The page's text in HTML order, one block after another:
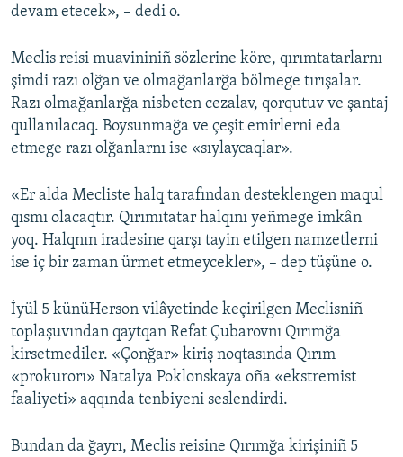
devam etecek», – dedi o.
Meclis reisi muavininiñ sözlerine köre, qırımtatarlarnı
şimdi razı olğan ve olmağanlarğa bölmege tırışalar.
Razı olmağanlarğa nisbeten cezalav, qorqutuv ve şantaj
qullanılacaq. Boysunmağa ve çeşit emirlerni eda
etmege razı olğanlarnı ise «sıylaycaqlar».
«Er alda Mecliste halq tarafından desteklengen maqul
qısmı olacaqtır. Qırımıtatar halqını yeñmege imkân
yoq. Halqnın iradesine qarşı tayin etilgen namzetlerni
ise iç bir zaman ürmet etmeycekler», – dep tüşüne o.
İyül 5 künüHerson vilâyetinde keçirilgen Meclisniñ
toplaşuvından qaytqan Refat Çubarovnı Qırımğa
kirsetmediler. «Çonğar» kiriş noqtasında Qırım
«prokurorı» Natalya Poklonskaya oña «ekstremist
faaliyeti» aqqında tenbiyeni seslendirdi.
Bundan da ğayrı, Meclis reisine Qırımğa kirişiniñ 5